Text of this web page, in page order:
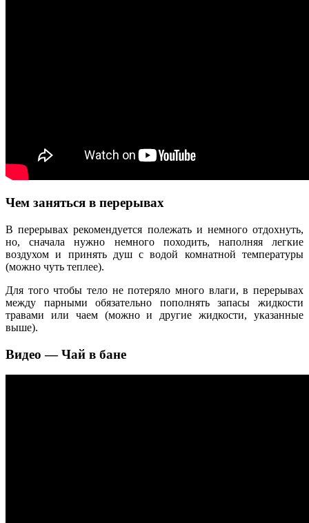
Чем заняться в перерывах
В перерывах рекомендуется полежать и немного отдохнуть,
но, сначала нужно немного походить, наполняя легкие
воздухом и принять душ с водой комнатной температуры
(можно чуть теплее).
Для того чтобы тело не потеряло много влаги, в перерывах
между парными обязательно пополнять запасы жидкости
травами или чаем (можно и другие жидкости, указанные
выше).
Видео — Чай в бане